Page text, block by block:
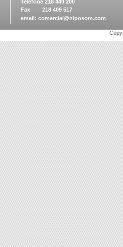
Telefone 218 440 200
Fax 218 409 517
email: comercial@niposom.com